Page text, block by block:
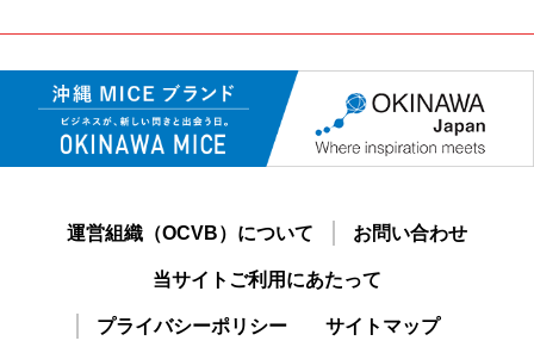
運営組織（OCVB）について お問い合わせ
当サイトご利用にあたって
プライバシーポリシー サイトマップ